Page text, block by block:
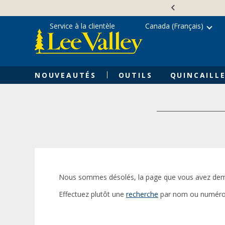
content
NOUVEAUTÉS OUTILS
Service à la clientèle Canada (Français)
Nous sommes désolés, la page que vous avez
Effectuez plutôt une recherche par nom ou